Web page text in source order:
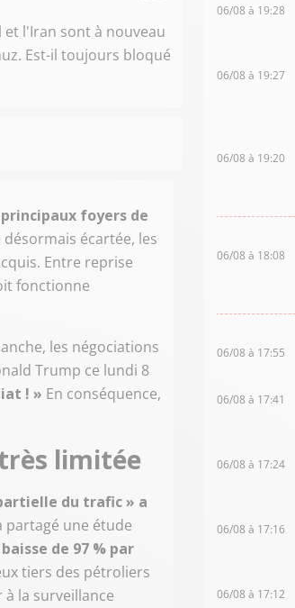
l'Iran sont à nouveau
Est-il toujours bloqué
foyers de
écartée, les
Entre reprise
fonctionne
les négociations
Trump ce lundi 8
! » En conséquence,
limitée
du trafic » a
partagé une étude
de 97 % par
tiers des pétroliers
la surveillance
06/08 à 19:28
06/08 à 19:27
06/08 à 19:20
06/08 à 18:08
06/08 à 17:55
06/08 à 17:41
06/08 à 17:24
06/08 à 17:16
06/08 à 17:12